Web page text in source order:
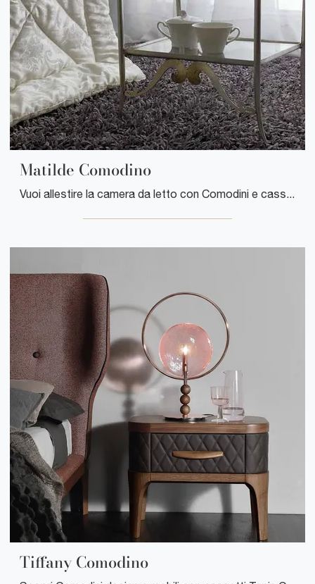
Matilde Comodino
Vuoi allestire la camera da letto con Comodini e cassettiere di Florentiabed? Eccoti il modello Matilde Comodino in metallo per spazi classici.
Tiffany Comodino